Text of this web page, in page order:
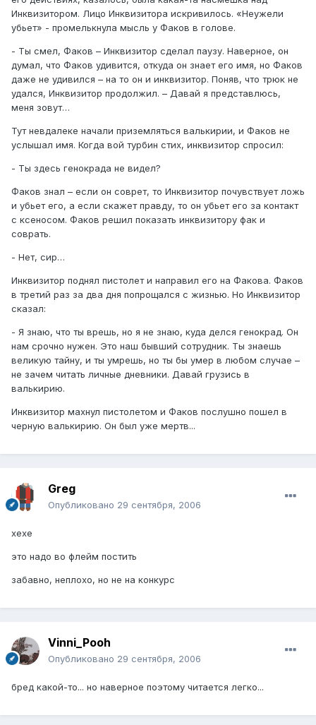
Инквизитором. Лицо Инквизитора искривилось. «Неужели
убьет» - промелькнула мысль у Факов в голове.
- Ты смел, Факов – Инквизитор сделал паузу. Наверное, он
думал, что Факов удивится, откуда он знает его имя, но Факов
даже не удивился – на то он и инквизитор. Поняв, что трюк не
удался, Инквизитор продолжил. – Давай я представлюсь,
меня зовут…
Тут невдалеке начали приземляться валькирии, и Факов не
услышал имя. Когда вой турбин стих, инквизитор спросил:
- Ты здесь генокрада не видел?
Факов знал – если он соврет, то Инквизитор почувствует ложь
и убьет его, а если скажет правду, то он убьет его за контакт
с ксеносом. Факов решил показать инквизитору фак и
соврать.
- Нет, сир…
Инквизитор поднял пистолет и направил его на Факова. Факов
в третий раз за два дня попрощался с жизнью. Но Инквизитор
сказал:
- Я знаю, что ты врешь, но я не знаю, куда делся генокрад. Он
нам срочно нужен. Это наш бывший сотрудник. Ты знаешь
великую тайну, и ты умрешь, но ты бы умер в любом случае –
не зачем читать личные дневники. Давай грузись в
валькирию.
Инквизитор махнул пистолетом и Факов послушно пошел в
черную валькирию. Он был уже мертв...
Greg
Опубликовано 29 сентября, 2006
хехе
это надо во флейм постить
забавно, неплохо, но не на конкурс
Vinni_Pooh
Опубликовано 29 сентября, 2006
бред какой-то... но наверное поэтому читается легко...